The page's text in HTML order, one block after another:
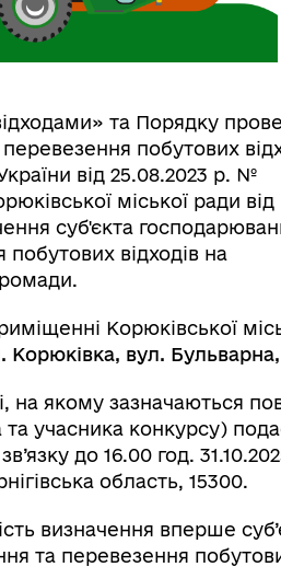
та Порядку
побутових
від 25.08.2023 р. №
міської ради від
суб'єкта
відходів на
Корюківської
Корюківка, вул.
на якому зазначаються
учасника конкурсу)
до 16.00 год.
область, 15300.
визначення вперше
та перевезення